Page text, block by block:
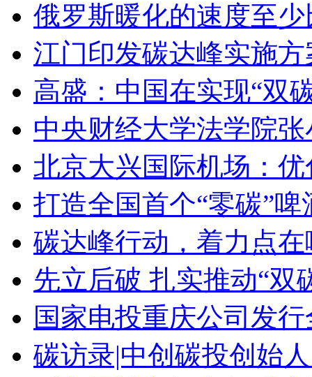
俄罗斯暖化的速度至
江门印发碳达峰实施
高盛：中国在实现“双
中央财经大学法学院
北京大兴国际机场：
打造全国首个“零碳”
碳达峰行动，着力点
先立后破 扎实推动“双
国家电投重庆公司发
碳访录|中创碳投创始